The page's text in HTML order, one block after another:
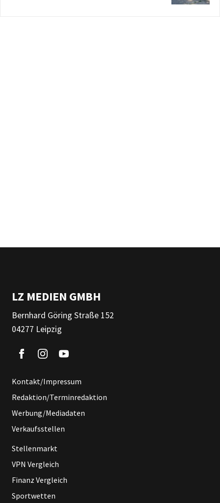
LZ MEDIEN GMBH
Bernhard Göring Straße 152
04277 Leipzig
Kontakt/Impressum
Redaktion/Terminredaktion
Werbung/Mediadaten
Verkaufsstellen
Stellenmarkt
VPN Vergleich
Finanz Vergleich
Sportwetten